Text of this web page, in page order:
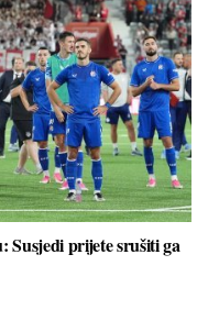
prijete srušiti ga